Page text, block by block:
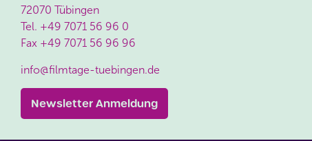
72070 Tübingen
Tel. +49 7071 56 96 0
Fax +49 7071 56 96 96
info@filmtage-tuebingen.de
Newsletter Anmeldung